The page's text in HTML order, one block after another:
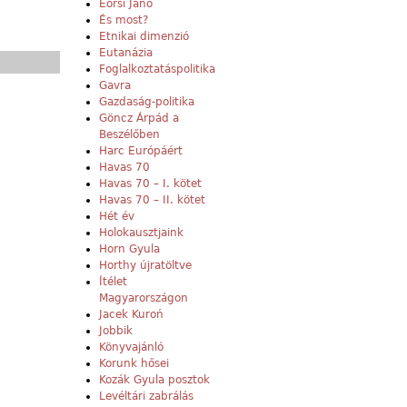
Eörsi Janó
És most?
Etnikai dimenzió
Eutanázia
Foglalkoztatáspolitika
Gavra
Gazdaság-politika
Göncz Árpád a
Beszélőben
Harc Európáért
Havas 70
Havas 70 – I. kötet
Havas 70 – II. kötet
Hét év
Holokausztjaink
Horn Gyula
Horthy újratöltve
Ítélet
Magyarországon
Jacek Kuroń
Jobbik
Könyvajánló
Korunk hősei
Kozák Gyula posztok
Levéltári zabrálás